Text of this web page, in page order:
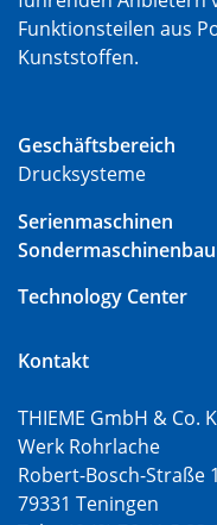
Funktionsteilen aus
Kunststoffen.
Geschäftsbereich
Drucksysteme
Serienmaschinen
Sondermaschinenbau
Technology Center
Kontakt
THIEME GmbH & Co.
Werk Rohrlache
Robert-Bosch-Straße 1
79331 Teningen